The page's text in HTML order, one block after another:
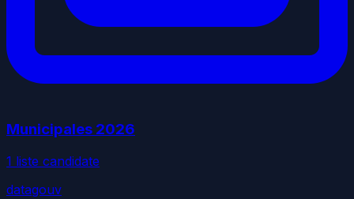
Municipales 2026
1 liste candidate
datagouv